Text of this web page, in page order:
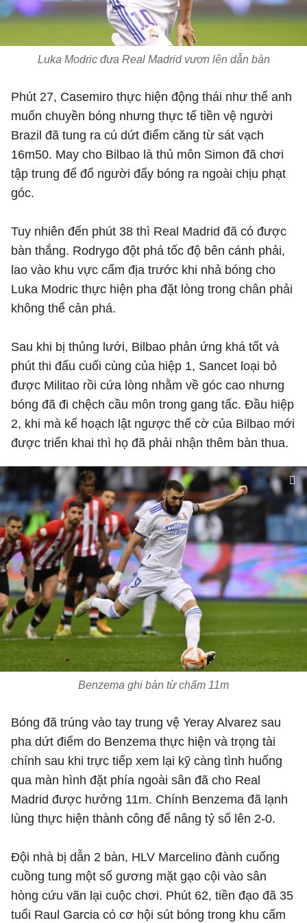
Luka Modric đưa Real Madrid vươn lên dẫn bàn
Phút 27, Casemiro thực hiện động thái như thể anh
muốn chuyền bóng nhưng thực tế tiền vệ người
Brazil đã tung ra cú dứt điểm căng từ sát vạch
16m50. May cho Bilbao là thủ môn Simon đã chơi
tập trung để đổ người đẩy bóng ra ngoài chịu phạt
góc.
Tuy nhiên đến phút 38 thì Real Madrid đã có được
bàn thắng. Rodrygo đột phá tốc độ bên cánh phải,
lao vào khu vực cấm địa trước khi nhả bóng cho
Luka Modric thực hiện pha đặt lòng trong chân phải
không thể cản phá.
Sau khi bị thủng lưới, Bilbao phản ứng khá tốt và
phút thi đấu cuối cùng của hiệp 1, Sancet loại bỏ
được Militao rồi cứa lòng nhằm về góc cao nhưng
bóng đã đi chệch cầu môn trong gang tấc. Đầu hiệp
2, khi mà kế hoạch lật ngược thế cờ của Bilbao mới
được triển khai thì họ đã phải nhận thêm bàn thua.
Benzema ghi bàn từ chấm 11m
Bóng đã trúng vào tay trung vệ Yeray Alvarez sau
pha dứt điểm do Benzema thực hiện và trọng tài
chính sau khi trực tiếp xem lại kỹ càng tình huống
qua màn hình đặt phía ngoài sân đã cho Real
Madrid được hưởng 11m. Chính Benzema đã lạnh
lùng thực hiện thành công để nâng tỷ số lên 2-0.
Đội nhà bị dẫn 2 bàn, HLV Marcelino đành cuống
cuồng tung một số gương mặt gạo cội vào sân
hòng cứu vãn lại cuộc chơi. Phút 62, tiền đạo đã 35
tuổi Raul Garcia có cơ hội sút bóng trong khu cấm